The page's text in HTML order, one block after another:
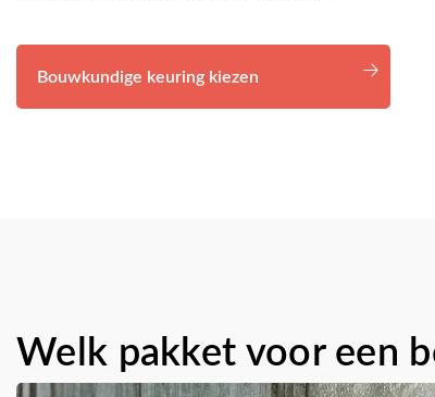
Bouwkundige keuring kiezen
Welk pakket voor een